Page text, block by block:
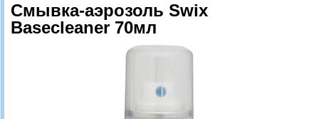
Смывка-аэрозоль Swix
Basecleaner 70мл